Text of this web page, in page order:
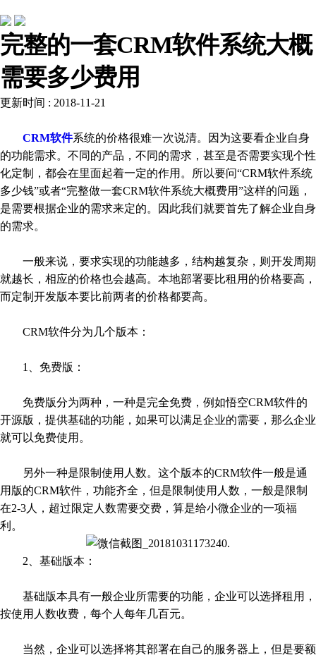
完整的一套CRM软件系统大概
需要多少费用
更新时间 : 2018-11-21
CRM软件系统的价格很难一次说清。因为这要看企业自身
的功能需求。不同的产品，不同的需求，甚至是否需要实现个性
化定制，都会在里面起着一定的作用。所以要问“CRM软件系统
多少钱”或者“完整做一套CRM软件系统大概费用”这样的问题，
是需要根据企业的需求来定的。因此我们就要首先了解企业自身
的需求。
一般来说，要求实现的功能越多，结构越复杂，则开发周期
就越长，相应的价格也会越高。本地部署要比租用的价格要高，
而定制开发版本要比前两者的价格都要高。
CRM软件分为几个版本：
1、免费版：
免费版分为两种，一种是完全免费，例如悟空CRM软件的
开源版，提供基础的功能，如果可以满足企业的需要，那么企业
就可以免费使用。
另外一种是限制使用人数。这个版本的CRM软件一般是通
用版的CRM软件，功能齐全，但是限制使用人数，一般是限制
在2-3人，超过限定人数需要交费，算是给小微企业的一项福
利。
2、基础版本：
基础版本具有一般企业所需要的功能，企业可以选择租用，
按使用人数收费，每个人每年几百元。
当然，企业可以选择将其部署在自己的服务器上，但是要额